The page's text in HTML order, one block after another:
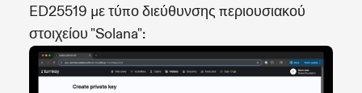
ED25519 με τύπο διεύθυνσης περιουσιακού
στοιχείου "Solana":